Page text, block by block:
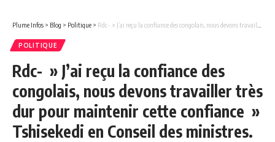
Plume Infos > Blog > Politique > Rdc- » J’ai reçu la confiance des congolais, nous devons travailler très dur pour maintenir cette confiance » Tshisekedi en Conseil des ministres.
POLITIQUE
Rdc- » J’ai reçu la confiance des
congolais, nous devons travailler très
dur pour maintenir cette confiance »
Tshisekedi en Conseil des ministres.